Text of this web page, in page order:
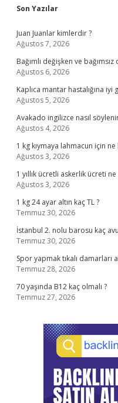
Sidebar
Son Yazılar
Juan Juanlar kimlerdir ?
Ağustos 7, 2026
Bağımlı değişken ve
Ağustos 6, 2026
Kaplıca mantar hastalığına iyi
Ağustos 5, 2026
Avakado ingilizce nasıl
Ağustos 4, 2026
1 kg kıymaya lahmacun için
Ağustos 3, 2026
1 yıllık ücretli askerlik ücreti
Ağustos 3, 2026
1 kg 24 ayar altın kaç TL ?
Temmuz 30, 2026
İstanbul 2. nolu barosu kaç
Temmuz 30, 2026
Spor yapmak tıkalı damarları
Temmuz 28, 2026
70 yaşında B12 kaç olmalı ?
Temmuz 27, 2026